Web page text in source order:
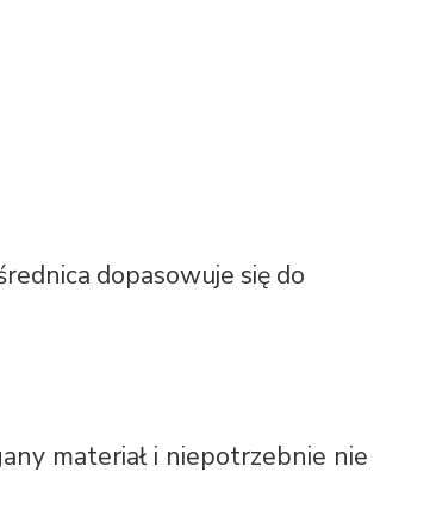
dopasowuje się do
materiał i niepotrzebnie nie